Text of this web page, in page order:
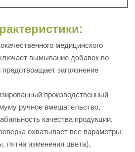
медицинского
вымывание добавок во
загрязнение
производственный
ручное вмешательство,
качества продукции.
охватывает все параметры:
пятна изменения цвета),